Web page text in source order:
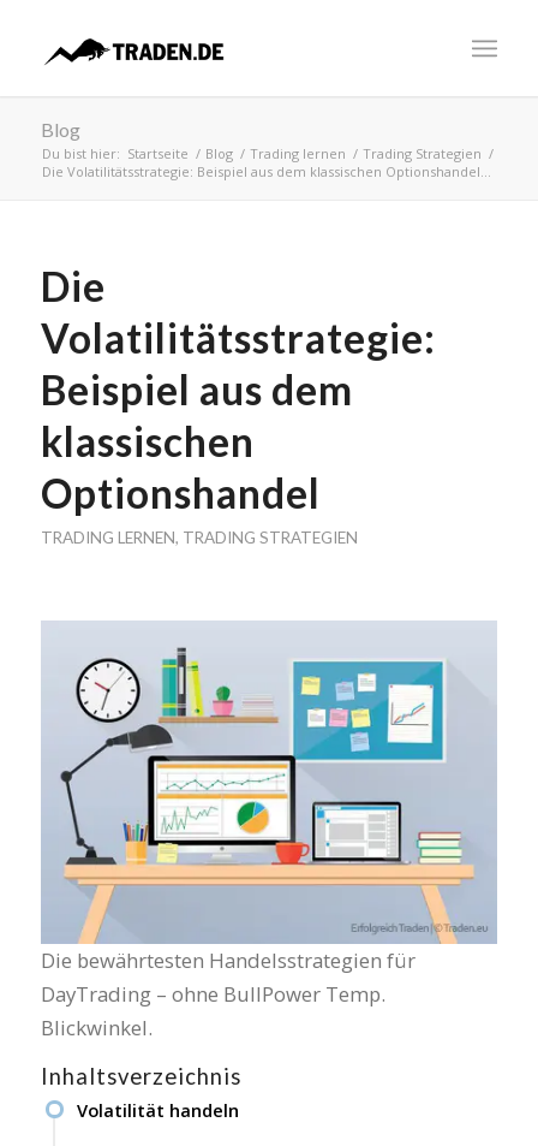
Blog
Du bist hier: Startseite / Blog / Trading lernen / Trading Strategien /
Die Volatilitätsstrategie: Beispiel aus dem klassischen Optionshandel...
Die
Volatilitätsstrategie:
Beispiel aus dem
klassischen
Optionshandel
TRADING LERNEN, TRADING STRATEGIEN
Die bewährtesten Handelsstrategien für
DayTrading – ohne BullPower Temp.
Blickwinkel.
Inhaltsverzeichnis
Volatilität handeln